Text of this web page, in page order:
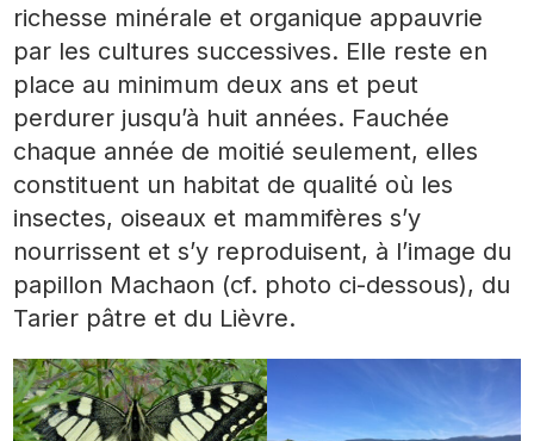
richesse minérale et organique appauvrie
par les cultures successives. Elle reste en
place au minimum deux ans et peut
perdurer jusqu’à huit années. Fauchée
chaque année de moitié seulement, elles
constituent un habitat de qualité où les
insectes, oiseaux et mammifères s’y
nourrissent et s’y reproduisent, à l’image du
papillon Machaon (cf. photo ci-dessous), du
Tarier pâtre et du Lièvre.